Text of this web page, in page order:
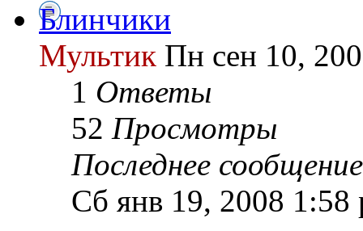
Блинчики
Мультик Пн сен 10,
1 Ответы
52 Просмотры
Последнее сообщение
Сб янв 19, 2008 1:58